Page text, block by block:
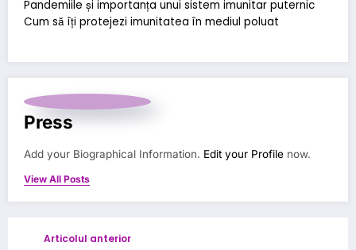
Pandemiile și importanța unui sistem imunitar puternic
Cum să îți protejezi imunitatea în mediul poluat
Press
Add your Biographical Information. Edit your Profile now.
View All Posts
Articolul anterior